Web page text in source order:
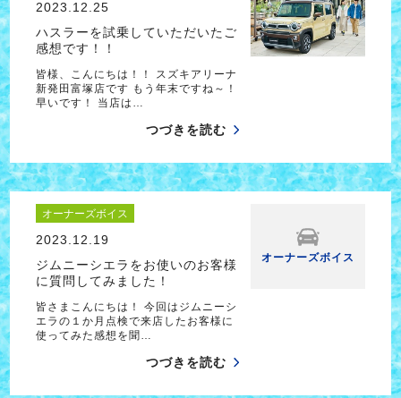
2023.12.25
ハスラーを試乗していただいたご
感想です！！
皆様、こんにちは！！ スズキアリーナ
新発田富塚店です もう年末ですね～！
早いです！ 当店は…
つづきを読む
オーナーズボイス
2023.12.19
ジムニーシエラをお使いのお客様
に質問してみました！
皆さまこんにちは！ 今回はジムニーシ
エラの１か月点検で来店したお客様に
使ってみた感想を聞…
つづきを読む
オーナーズボイス